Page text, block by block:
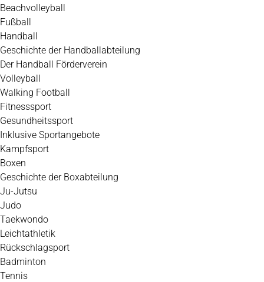
Beachvolleyball
Fußball
Handball
Geschichte der Handballabteilung
Der Handball Förderverein
Volleyball
Walking Football
Fitnesssport
Gesundheitssport
Inklusive Sportangebote
Kampfsport
Boxen
Geschichte der Boxabteilung
Ju-Jutsu
Judo
Taekwondo
Leichtathletik
Rückschlagsport
Badminton
Tennis